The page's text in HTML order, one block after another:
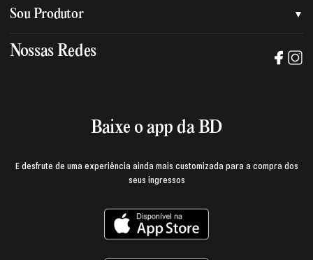
Política de privacidade
Assessoria de imprensa
Trabalhe na BD
Sou Produtor
Manual de mídia e da marca BD
Nossas Redes
Baixe o app da BD
E desfrute de uma experiência ainda mais customizada para a compra dos
seus ingressos